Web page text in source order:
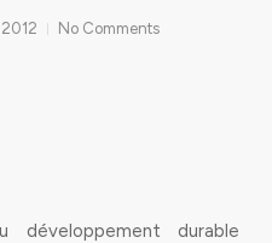
No Comments
développement durable